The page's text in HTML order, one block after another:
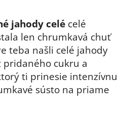
jahody celé celé
len chrumkavá chuť
teba našli celé jahody
pridaného cukru a
ti prinesie intenzívnu
sústo na priame